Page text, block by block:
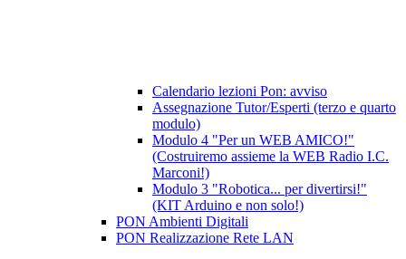
Calendario lezioni Pon: avviso
Assegnazione Tutor/Esperti (terzo e quarto
modulo)
Modulo 4 "Per un WEB AMICO!"
(Costruiremo assieme la WEB Radio I.C.
Marconi!)
Modulo 3 "Robotica... per divertirsi!"
(KIT Arduino e non solo!)
PON Ambienti Digitali
PON Realizzazione Rete LAN